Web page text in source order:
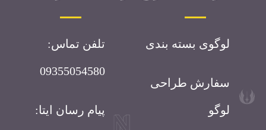
لوگوی بسته بندی
سفارش طراحی
لوگو
تلفن تماس:
09355054580
پیام رسان ایتا: